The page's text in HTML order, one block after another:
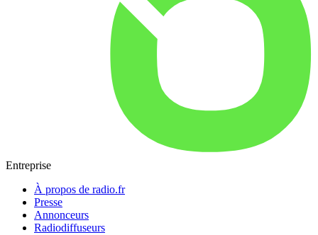
Entreprise
À propos de radio.fr
Presse
Annonceurs
Radiodiffuseurs